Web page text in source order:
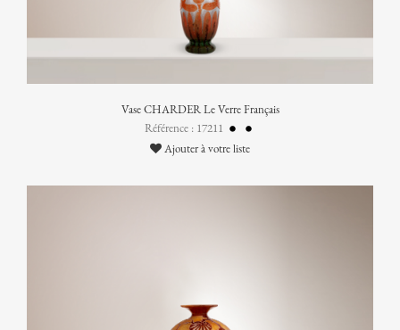
Vase CHARDER Le Verre Français
Référence : 17211
Ajouter à votre liste